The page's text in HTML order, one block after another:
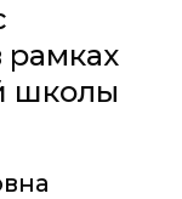
школы